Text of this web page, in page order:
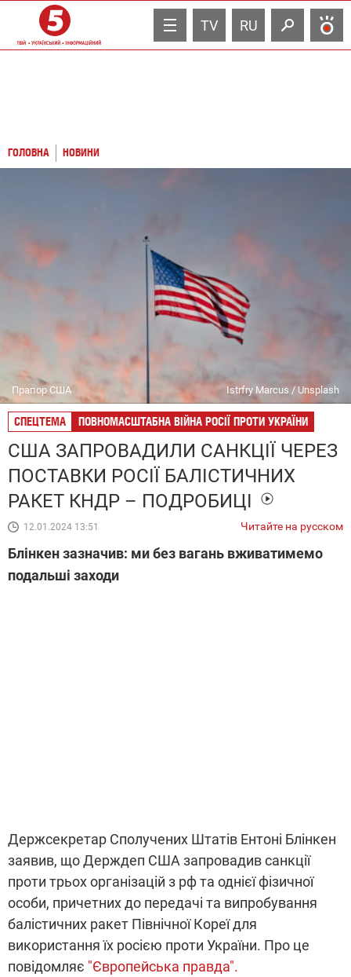
TV RU
ГОЛОВНА НОВИНИ
Прапор США Istrfry Marcus / Unsplash
СПЕЦТЕМА ПОВНОМАСШТАБНА ВІЙНА РОСІЇ ПРОТИ УКРАЇНИ
США ЗАПРОВАДИЛИ САНКЦІЇ ЧЕРЕЗ
ПОСТАВКИ РОСІЇ БАЛІСТИЧНИХ
РАКЕТ КНДР – ПОДРОБИЦІ
12.01.2024 13:51 Читайте на русском
Блінкен зазначив: ми без вагань вживатимемо
подальші заходи
Держсекретар Сполучених Штатів Ентоні Блінкен
заявив, що Держдеп США запровадив санкції
проти трьох організацій з рф та однієї фізичної
особи, причетних до передачі та випробування
балістичних ракет Північної Кореї для
використання їх росією проти України. Про це
повідомляє "Європейська правда".